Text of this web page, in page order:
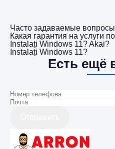
Часто задаваемые
Какая гарантия на услуги
Instalați Windows 11? Akai?
Instalați Windows 11?
Есть ещё